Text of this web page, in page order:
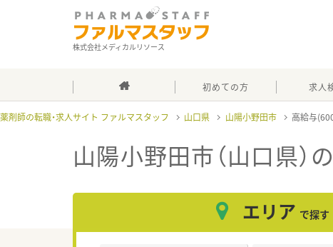
株式会社メディカルリソース
初めての方 求人
薬剤師の転職・求人サイト ファルマスタッフ 山口県 山陽小野田市 高給与
山陽小野田市（山口県
エリア で探す